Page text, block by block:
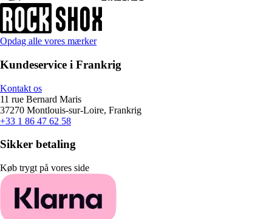
Opdag alle vores mærker
Kundeservice i Frankrig
Kontakt os
11 rue Bernard Maris
37270 Montlouis-sur-Loire, Frankrig
+33 1 86 47 62 58
Sikker betaling
Køb trygt på vores side